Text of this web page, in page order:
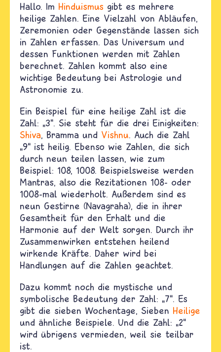
Hallo. Im Hinduismus gibt es mehrere
heilige Zahlen. Eine Vielzahl von Abläufen,
Zeremonien oder Gegenstände lassen sich
in Zahlen erfassen. Das Universum und
dessen Funktionen werden mit Zahlen
berechnet. Zahlen kommt also eine
wichtige Bedeutung bei Astrologie und
Astronomie zu.
Ein Beispiel für eine heilige Zahl ist die
Zahl: „3“. Sie steht für die drei Einigkeiten:
Shiva, Bramma und Vishnu. Auch die Zahl
„9“ ist heilig. Ebenso wie Zahlen, die sich
durch neun teilen lassen, wie zum
Beispiel: 108, 1008. Beispielsweise werden
Mantras, also die Rezitationen 108- oder
1008-mal wiederholt. Außerdem sind es
neun Gestirne (Navagraha), die in ihrer
Gesamtheit für den Erhalt und die
Harmonie auf der Welt sorgen. Durch ihr
Zusammenwirken entstehen heilend
wirkende Kräfte. Daher wird bei
Handlungen auf die Zahlen geachtet.
Dazu kommt noch die mystische und
symbolische Bedeutung der Zahl: „7“. Es
gibt die sieben Wochentage, Sieben Heilige
und ähnliche Beispiele. Und die Zahl: „2“
wird übrigens vermieden, weil sie teilbar
ist.